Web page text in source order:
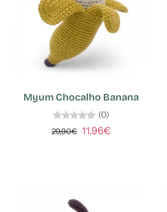
Myum Chocalho Banana
(0)
29,90€ 11,96€